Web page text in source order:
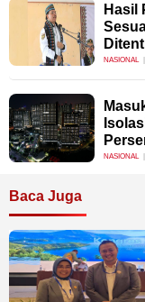
Hasil
NASIONAL
NASIONAL
Baca Juga